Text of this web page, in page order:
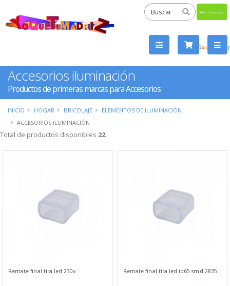
by
Accesorios iluminación
Productos de primeras marcas para Accesorios
INICIO HOGAR BRICOLAJE
ELEMENTOS DE ILUMINACIÓN
ACCESORIOS ILUMINACIÓN
Total de productos disponibles 22
Remate final tira led 230v. Remate final tira led ip65 smd 2835